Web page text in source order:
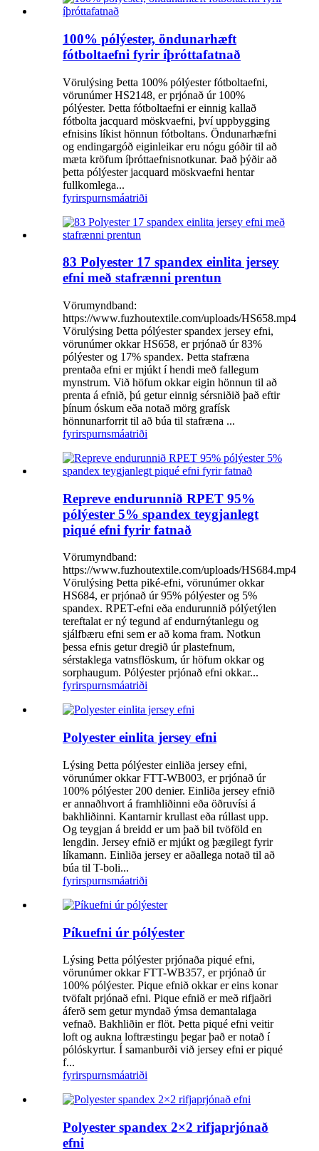
100% pólýester, öndunarhæft
fótboltaefni fyrir íþróttafatnað
Vörulýsing Þetta 100% pólýester fótboltaefni,
vörunúmer HS2148, er prjónað úr 100%
pólýester. Þetta fótboltaefni er einnig kallað
fótbolta jacquard möskvaefni, því uppbygging
efnisins líkist hönnun fótboltans. Öndunarhæfni
og endingargóð eiginleikar eru nógu góðir til að
mæta kröfum íþróttaefnisnotkunar. Það þýðir að
þetta pólýester jacquard möskvaefni hentar
fullkomlega...
fyrirspurnsmáatriði
83 Polyester 17 spandex einlita jersey
efni með stafrænni prentun
Vörumyndband:
https://www.fuzhoutextile.com/uploads/HS658.mp4
Vörulýsing Þetta pólýester spandex jersey efni,
vörunúmer okkar HS658, er prjónað úr 83%
pólýester og 17% spandex. Þetta stafræna
prentaða efni er mjúkt í hendi með fallegum
mynstrum. Við höfum okkar eigin hönnun til að
prenta á efnið, þú getur einnig sérsniðið það eftir
þínum óskum eða notað mörg grafísk
hönnunarforrit til að búa til stafræna ...
fyrirspurnsmáatriði
Repreve endurunnið RPET 95%
pólýester 5% spandex teygjanlegt
piqué efni fyrir fatnað
Vörumyndband:
https://www.fuzhoutextile.com/uploads/HS684.mp4
Vörulýsing Þetta piké-efni, vörunúmer okkar
HS684, er prjónað úr 95% pólýester og 5%
spandex. RPET-efni eða endurunnið pólýetýlen
tereftalat er ný tegund af endurnýtanlegu og
sjálfbæru efni sem er að koma fram. Notkun
þessa efnis getur dregið úr plastefnum,
sérstaklega vatnsflöskum, úr höfum okkar og
sorphaugum. Pólýester prjónað efni okkar...
fyrirspurnsmáatriði
Polyester einlita jersey efni
Lýsing Þetta pólýester einliða jersey efni,
vörunúmer okkar FTT-WB003, er prjónað úr
100% pólýester 200 denier. Einliða jersey efnið
er annaðhvort á framhliðinni eða öðruvísi á
bakhliðinni. Kantarnir krullast eða rúllast upp.
Og teygjan á breidd er um það bil tvöföld en
lengdin. Jersey efnið er mjúkt og þægilegt fyrir
líkamann. Einliða jersey er aðallega notað til að
búa til T-boli...
fyrirspurnsmáatriði
Píkuefni úr pólýester
Lýsing Þetta pólýester prjónaða piqué efni,
vörunúmer okkar FTT-WB357, er prjónað úr
100% pólýester. Pique efnið okkar er eins konar
tvöfalt prjónað efni. Pique efnið er með rifjaðri
áferð sem getur myndað ýmsa demantalaga
vefnað. Bakhliðin er flöt. Þetta piqué efni veitir
loft og aukna loftræstingu þegar það er notað í
pólóskyrtur. Í samanburði við jersey efni er piqué
f...
fyrirspurnsmáatriði
Polyester spandex 2×2 rifjaprjónað
efni